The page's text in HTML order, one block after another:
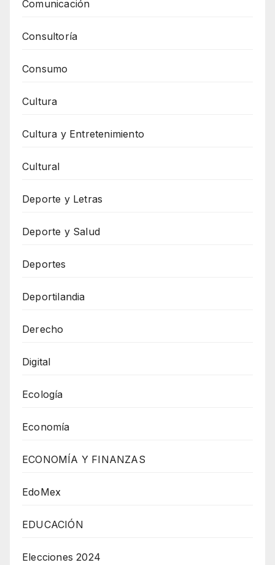
Comunicación
Consultoría
Consumo
Cultura
Cultura y Entretenimiento
Cultural
Deporte y Letras
Deporte y Salud
Deportes
Deportilandia
Derecho
Digital
Ecología
Economía
ECONOMÍA Y FINANZAS
EdoMex
EDUCACIÓN
Elecciones 2024